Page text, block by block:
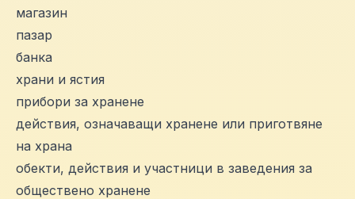
магазин
пазар
банка
храни и ястия
прибори за хранене
действия, означаващи хранене или приготвяне
на храна
обекти, действия и участници в заведения за
обществено хранене